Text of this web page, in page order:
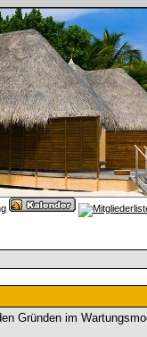
Gründen im